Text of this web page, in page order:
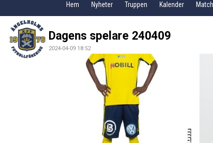
Hem Nyheter Truppen Kalender
Dagens spelare 240409
2024-04-09 18:52